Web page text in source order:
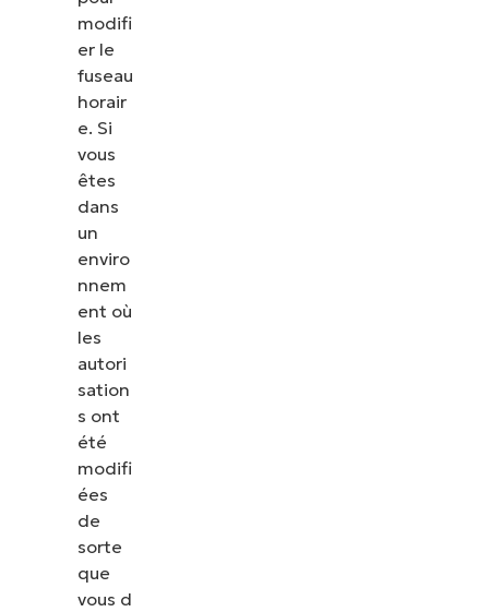
modifi
er le
fuseau
horair
e. Si
vous
êtes
dans
un
enviro
nnem
ent où
les
autori
sation
s ont
été
modifi
ées
de
sorte
que
vous d